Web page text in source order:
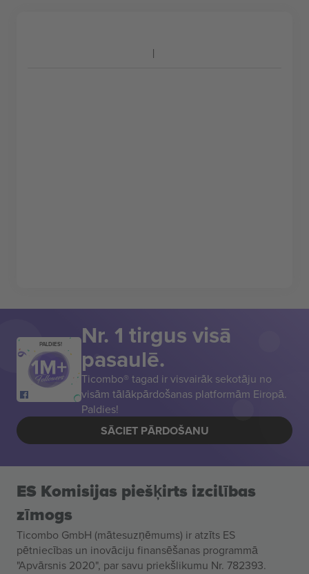
PALDIES! Nr. 1 tirgus visā
pasaulē.
Ticombo® tagad ir visvairāk sekotāju no
visām tālākpārdošanas platformām Eiropā.
Paldies!
SĀCIET PĀRDOŠANU
ES Komisijas piešķirts izcilības
zīmogs
Ticombo GmbH (mātesuzņēmums) ir atzīts ES
pētniecības un inovāciju finansēšanas programmā
"Apvārsnis 2020", par savu priekšlikumu Nr. 782393.